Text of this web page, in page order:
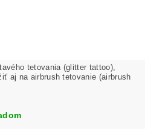
tetovania (glitter tattoo),
aj na airbrush tetovanie (airbrush